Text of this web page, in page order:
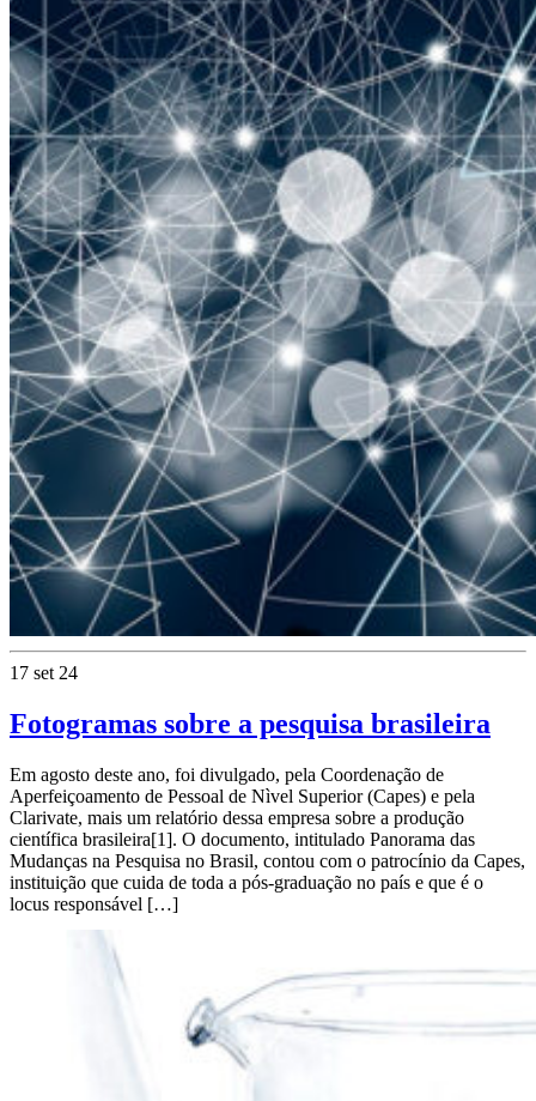
17 set 24
Fotogramas sobre a pesquisa brasileira
Em agosto deste ano, foi divulgado, pela Coordenação de
Aperfeiçoamento de Pessoal de Nìvel Superior (Capes) e pela
Clarivate, mais um relatório dessa empresa sobre a produção
científica brasileira[1]. O documento, intitulado Panorama das
Mudanças na Pesquisa no Brasil, contou com o patrocínio da Capes,
instituição que cuida de toda a pós-graduação no país e que é o
locus responsável […]